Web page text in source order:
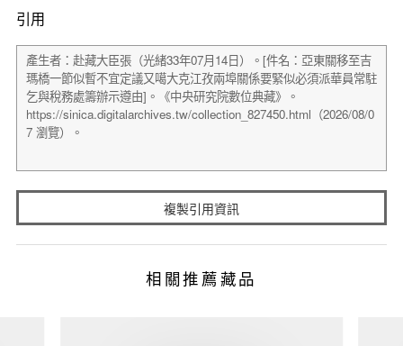
引用
複製引用資訊
相關推薦藏品